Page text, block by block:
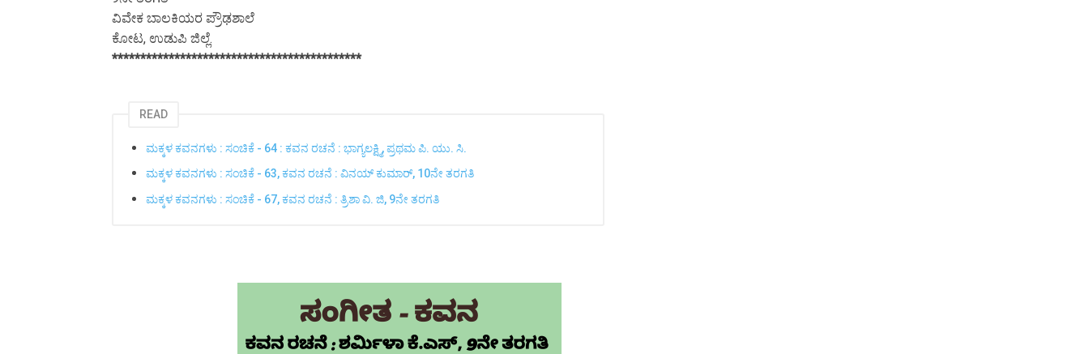
ವಿವೇಕ ಬಾಲಕಿಯರ ಪ್ರೌಢಶಾಲೆ
ಕೋಟ, ಉಡುಪಿ ಜಿಲ್ಲೆ.
********************************************
READ
ಮಕ್ಕಳ ಕವನಗಳು : ಸಂಚಿಕೆ - 64 : ಕವನ ರಚನೆ : ಭಾಗ್ಯಲಕ್ಷ್ಮಿ, ಪ್ರಥಮ ಪಿ. ಯು. ಸಿ.
ಮಕ್ಕಳ ಕವನಗಳು : ಸಂಚಿಕೆ - 63, ಕವನ ರಚನೆ : ವಿನಯ್ ಕುಮಾರ್, 10ನೇ ತರಗತಿ
ಮಕ್ಕಳ ಕವನಗಳು : ಸಂಚಿಕೆ - 67, ಕವನ ರಚನೆ : ತ್ರಿಶಾ ವಿ. ಜಿ, 9ನೇ ತರಗತಿ